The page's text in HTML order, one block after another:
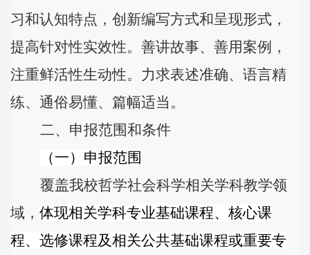
习和认知特点，创新编写方式和呈现形式，
提高针对性实效性。善讲故事、善用案例，
注重鲜活性生动性。力求表述准确、语言精
练、通俗易懂、篇幅适当。
二、申报范围和条件
（一）申报范围
覆盖我校哲学社会科学相关学科教学领
域， 体现相关学科专业基础课程、核心课
程、选修课程及相关公共基础课程或重要专